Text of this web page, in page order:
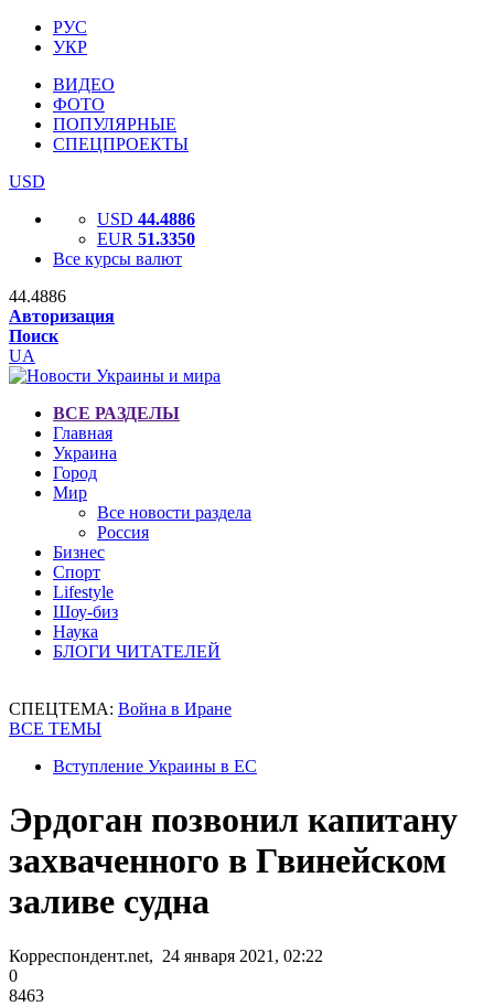
РУС
УКР
ВИДЕО
ФОТО
ПОПУЛЯРНЫЕ
СПЕЦПРОЕКТЫ
USD
USD 44.4886
EUR 51.3350
Все курсы валют
44.4886
Авторизация
Поиск
UA
ВСЕ РАЗДЕЛЫ
Главная
Украина
Город
Мир
Все новости раздела
Россия
Бизнес
Спорт
Lifestyle
Шоу-биз
Наука
БЛОГИ ЧИТАТЕЛЕЙ
СПЕЦТЕМА: Война в Иране
ВСЕ ТЕМЫ
Вступление Украины в ЕС
Эрдоган позвонил капитану
захваченного в Гвинейском
заливе судна
Корреспондент.net, 24 января 2021, 02:22
0
8463